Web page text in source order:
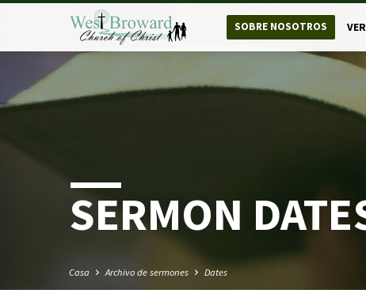
SOBRE NOSOTROS VER
SERMON
Casa Archivo de sermones Dates